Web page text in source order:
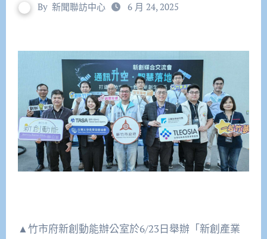
By 新聞聯訪中心 6 月 24, 2025
▲竹市府新創動能辦公室於6/23日舉辦「新創產業